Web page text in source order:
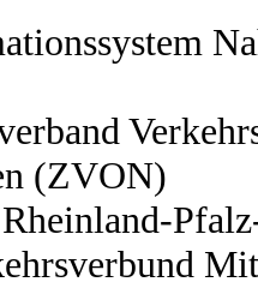
(ZVON)
Rheinland-